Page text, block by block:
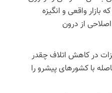
بازار واقعی و انگیزه
از درون
در کاهش اتلافچقدر
با کشورهای پیشرو را